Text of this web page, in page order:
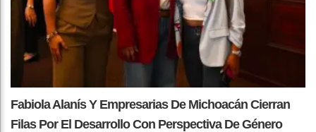
Fabiola Alanís Y Empresarias De Michoacán Cierran
Filas Por El Desarrollo Con Perspectiva De Género